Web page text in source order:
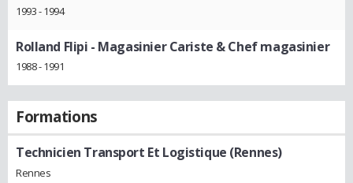
1993 - 1994
Rolland Flipi - Magasinier Cariste & Chef magasinier
1988 - 1991
Formations
Technicien Transport Et Logistique (Rennes)
Rennes